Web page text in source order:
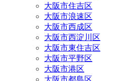
大阪市住吉区
大阪市浪速区
大阪市西成区
大阪市西淀川区
大阪市東住吉区
大阪市平野区
大阪市港区
大阪市都島区